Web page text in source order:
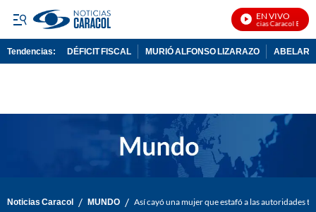
EN VIVO
Noticias Caracol En Vivo
Tendencias: DÉFICIT FISCAL MURIÓ ALFONSO LIZARAZO
Noticias Caracol / MUNDO / Así cayó una mujer que estafó a las autoridades